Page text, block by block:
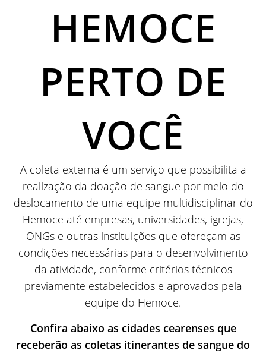
HEMOCE
PERTO DE
VOCÊ
A coleta externa é um serviço que possibilita a
realização da doação de sangue por meio do
deslocamento de uma equipe multidisciplinar do
Hemoce até empresas, universidades, igrejas,
ONGs e outras instituições que ofereçam as
condições necessárias para o desenvolvimento
da atividade, conforme critérios técnicos
previamente estabelecidos e aprovados pela
equipe do Hemoce.
Confira abaixo as cidades cearenses que
receberão as coletas itinerantes de sangue do